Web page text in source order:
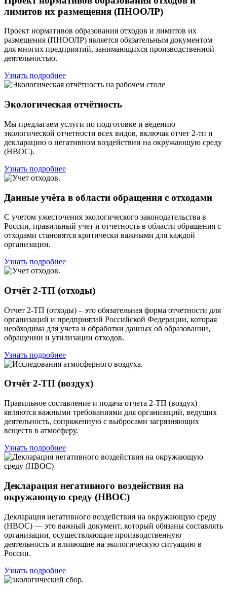
лимитов их размещения (ПНООЛР)
Проект нормативов образования отходов и лимитов их
размещения (ПНООЛР) является обязательным документом
для многих предприятий, занимающихся производственной
деятельностью.
Узнать подробнее
Экологическая отчётность
Мы предлагаем услуги по подготовке и ведению
экологической отчетности всех видов, включая отчет 2-тп и
декларацию о негативном воздействии на окружающую среду
(НВОС).
Узнать подробнее
Данные учёта в области обращения с отходами
С учетом ужесточения экологического законодательства в
России, правильный учет и отчетность в области обращения с
отходами становятся критически важными для каждой
организации.
Узнать подробнее
Отчёт 2-ТП (отходы)
Отчет 2-ТП (отходы) – это обязательная форма отчетности для
организаций и предприятий Российской Федерации, которая
необходима для учета и обработки данных об образовании,
обращении и утилизации отходов.
Узнать подробнее
Отчёт 2-ТП (воздух)
Правильное составление и подача отчета 2-ТП (воздух)
являются важными требованиями для организаций, ведущих
деятельность, сопряженную с выбросами загрязняющих
веществ в атмосферу.
Узнать подробнее
Декларация негативного воздействия на
окружающую среду (НВОС)
Декларация негативного воздействия на окружающую среду
(НВОС) — это важный документ, который обязаны составлять
организации, осуществляющие производственную
деятельность и влияющие на экологическую ситуацию в
России.
Узнать подробнее